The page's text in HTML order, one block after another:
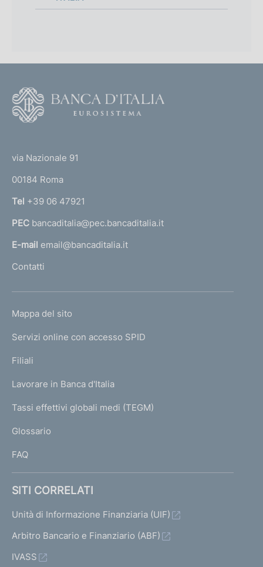
r
n
a
l
'
m
e
a
g
via Nazionale 91
00184 Roma
Tel +39 06 47921
PEC bancaditalia@pec.bancaditalia.it
E-mail email@bancaditalia.it
Contatti
L
N
K
T
I
I
Mappa del sito
Servizi online con accesso SPID
Filiali
Lavorare in Banca d'Italia
Tassi effettivi globali medi (TEGM)
Glossario
FAQ
SITI CORRELATI
Unità di Informazione Finanziaria (UIF)
Arbitro Bancario e Finanziario (ABF)
IVASS